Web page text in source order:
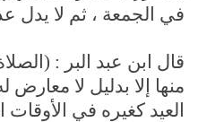
في الجمعة ، ثم لا يدل
قال ابن عبد البر :
منها إلا بدليل لا معارض
العيد كغيره في